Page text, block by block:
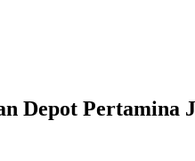
Depot Pertamina